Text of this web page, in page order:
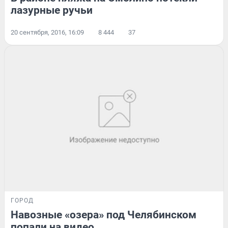
лазурные ручьи
20 сентября, 2016, 16:09 8 444 37
ГОРОД
Навозные «озера» под Челябинском